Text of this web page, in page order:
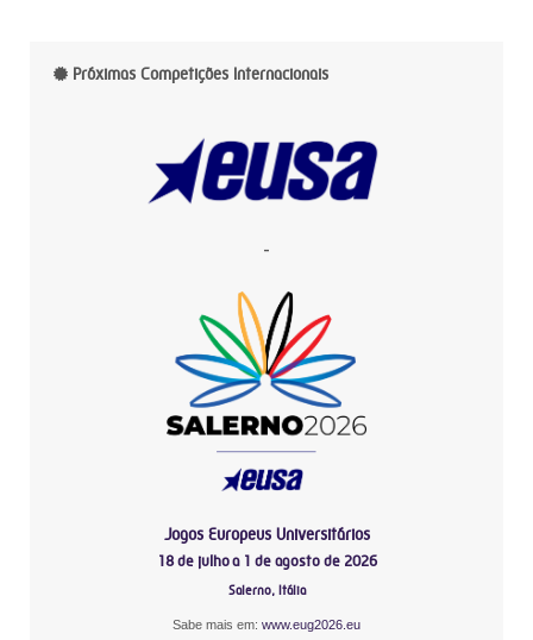
Próximas Competições Internacionais
-
Jogos Europeus Universitários
18 de julho a 1 de agosto de 2026
Salerno, Itália
Sabe mais em: www.eug2026.eu